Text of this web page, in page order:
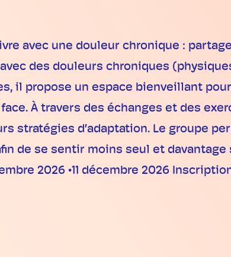
avec une douleur chronique :
des douleurs chroniques
il propose un espace bienveillant
À travers des échanges et des
stratégies d’adaptation. Le groupe
de se sentir moins seul et davantage
2026 •11 décembre 2026